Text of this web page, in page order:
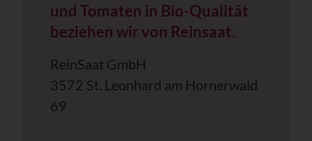
und Tomaten in Bio-Qualität
beziehen wir von Reinsaat.
ReinSaat GmbH
3572 St. Leonhard am Hornerwald
69